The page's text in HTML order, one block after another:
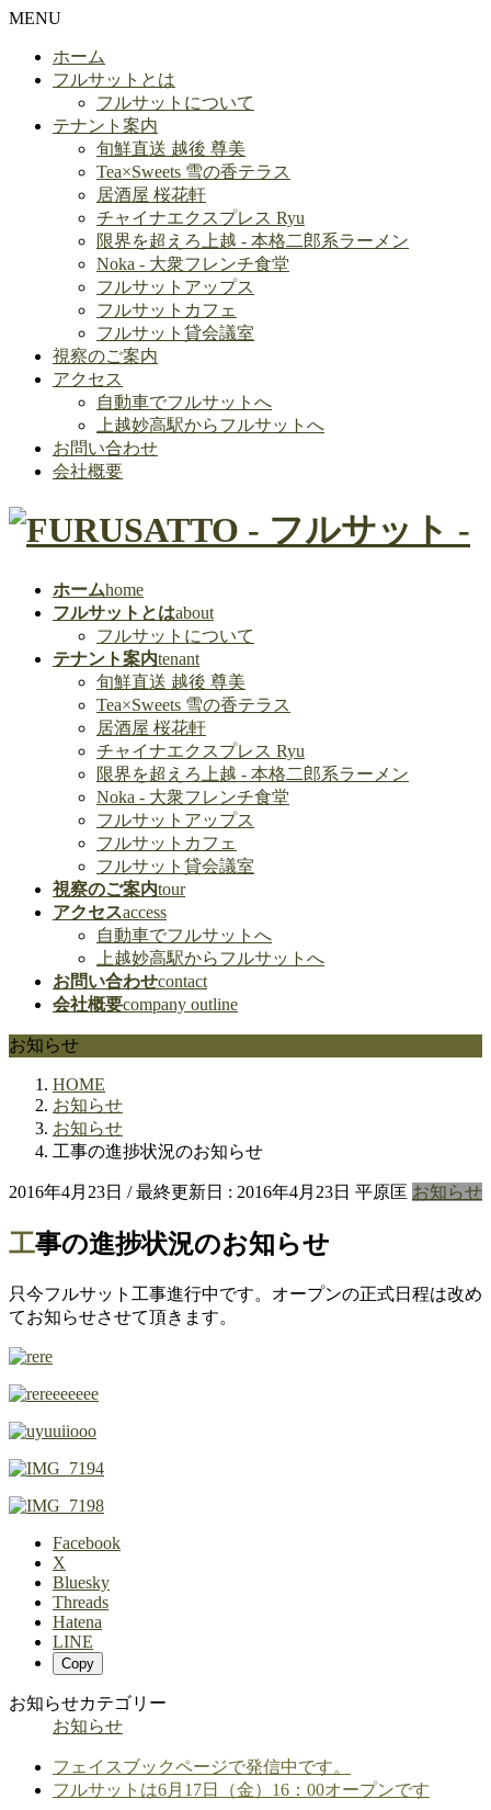
MENU
ホーム
フルサットとは
フルサットについて
テナント案内
旬鮮直送 越後 尊美
Tea×Sweets 雪の香テラス
居酒屋 桜花軒
チャイナエクスプレス Ryu
限界を超えろ上越 - 本格二郎系ラーメン
Noka - 大衆フレンチ食堂
フルサットアップス
フルサットカフェ
フルサット貸会議室
視察のご案内
アクセス
自動車でフルサットへ
上越妙高駅からフルサットへ
お問い合わせ
会社概要
ホームhome
フルサットとはabout
フルサットについて
テナント案内tenant
旬鮮直送 越後 尊美
Tea×Sweets 雪の香テラス
居酒屋 桜花軒
チャイナエクスプレス Ryu
限界を超えろ上越 - 本格二郎系ラーメン
Noka - 大衆フレンチ食堂
フルサットアップス
フルサットカフェ
フルサット貸会議室
視察のご案内tour
アクセスaccess
自動車でフルサットへ
上越妙高駅からフルサットへ
お問い合わせcontact
会社概要company outline
お知らせ
HOME
お知らせ
お知らせ
工事の進捗状況のお知らせ
2016年4月23日 / 最終更新日 : 2016年4月23日 平原匡 お知らせ
工事の進捗状況のお知らせ
只今フルサット工事進行中です。オープンの正式日程は改め
てお知らせさせて頂きます。
Facebook
X
Bluesky
Threads
Hatena
LINE
Copy
お知らせカテゴリー
お知らせ
フェイスブックページで発信中です。
フルサットは6月17日（金）16：00オープンです